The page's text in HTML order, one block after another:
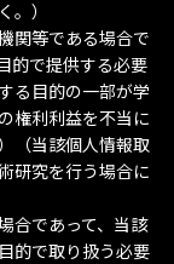
。）
関等である場合で
的で提供する必要
る目的の一部が学
権利利益を不当に
（当該個人情報取
研究を行う場合に
合であって、当該
的で取り扱う必要